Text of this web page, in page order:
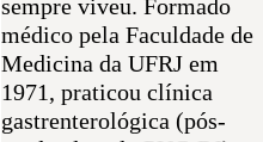
sempre viveu. Formado
médico pela Faculdade de
Medicina da UFRJ em
1971, praticou clínica
gastrenterológica (pós-